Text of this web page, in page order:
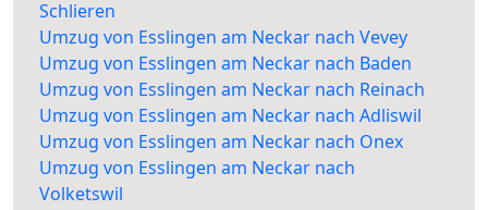
Schlieren
Umzug von Esslingen am Neckar nach Vevey
Umzug von Esslingen am Neckar nach Baden
Umzug von Esslingen am Neckar nach Reinach
Umzug von Esslingen am Neckar nach Adliswil
Umzug von Esslingen am Neckar nach Onex
Umzug von Esslingen am Neckar nach
Volketswil